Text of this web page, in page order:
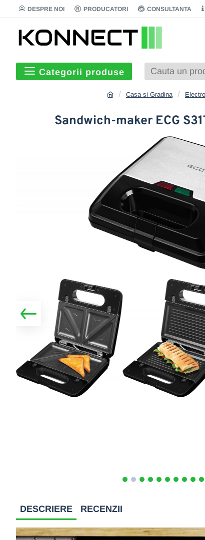
DESPRE NOI PRODUCATORI CONSULTANTA
Categorii produse
Casa si Gradina
Sandwich-maker ECG
DESCRIERE RECENZII